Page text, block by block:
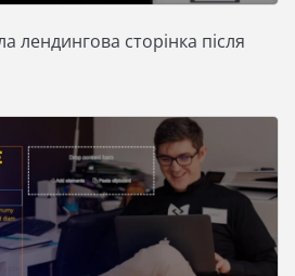
лендингова сторінка після